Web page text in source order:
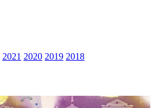
2021 2020 2019 2018